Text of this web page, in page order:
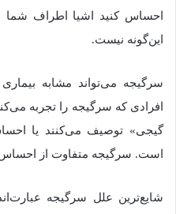
احساس کنید اشیا اطراف
این‌گونه نیست.
سرگیجه می‌تواند مشابه
افرادی که سرگیجه را تجربه
گیجی» توصیف می‌کنند یا
است. سرگیجه متفاوت از
شایع‌ترین علل سرگیجه